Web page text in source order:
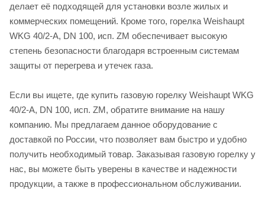
делает её подходящей для установки возле жилых и
коммерческих помещений. Кроме того, горелка Weishaupt
WKG 40/2-A, DN 100, исп. ZM обеспечивает высокую
степень безопасности благодаря встроенным системам
защиты от перегрева и утечек газа.
Если вы ищете, где купить газовую горелку Weishaupt WKG
40/2-A, DN 100, исп. ZM, обратите внимание на нашу
компанию. Мы предлагаем данное оборудование с
доставкой по России, что позволяет вам быстро и удобно
получить необходимый товар. Заказывая газовую горелку у
нас, вы можете быть уверены в качестве и надежности
продукции, а также в профессиональном обслуживании.